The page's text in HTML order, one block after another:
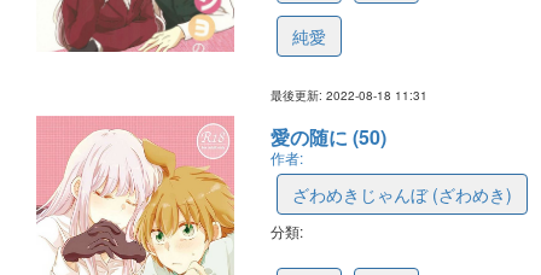
純愛
最後更新: 2022-08-18 11:31
愛の随に (50)
作者:
ざわめきじゃんぼ (ざわめき)
分類: